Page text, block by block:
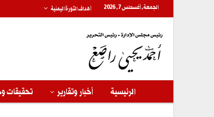
الجمعة, أغسطس 7, 2026 أهداف الثورة اليمنية
الرئيسية أخبار وتقارير تحقيقات